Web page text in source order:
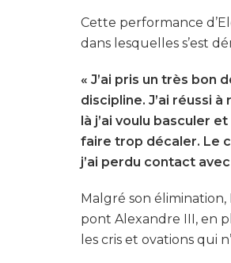
Cette performance
dans lesquelles s’est
« J’ai pris un très bon
discipline. J’ai réussi
là j’ai voulu basculer
faire trop décaler. Le
j’ai perdu contact
Malgré son
pont Alexandre III, en
les cris et ovations qui